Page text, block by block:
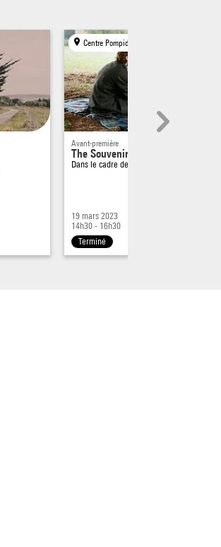
Centre Pompidou, Paris
Avant-première
The Souvenir – Part I
Dans le cadre de
19 mars 2023
14h30 - 16h30
Terminé